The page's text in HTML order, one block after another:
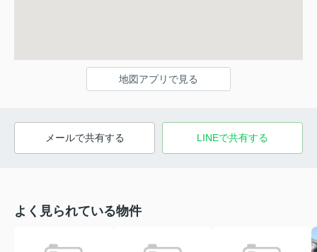
地図アプリで見る
メールで共有する LINEで共有する
よく見られている物件